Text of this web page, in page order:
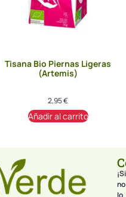
Tisana Bio Piernas Ligeras
(Artemis)
2,95€
Añadir al carrito
¡Si
no
lo